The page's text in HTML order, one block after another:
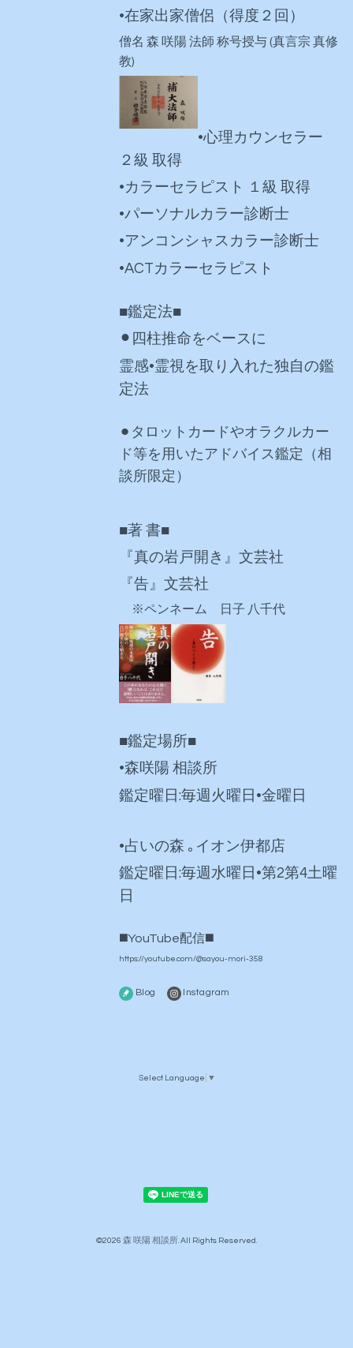
•在家出家僧侶（得度２回）
僧名 森 咲陽 法師 称号授与 (真言宗 真修
教)
•心理カウンセラー
２級 取得
•カラーセラピスト １級 取得
•パーソナルカラー診断士
•アンコンシャスカラー診断士
•ACTカラーセラピスト
■鑑定法■
⚫︎四柱推命をベースに
霊感•霊視を取り入れた独自の鑑
定法
⚫︎タロットカードやオラクルカー
ド等を用いたアドバイス鑑定（相
談所限定）
■著 書■
『真の岩戸開き』文芸社
『告』文芸社
※ペンネーム 日子 八千代
■鑑定場所■
•森咲陽 相談所
鑑定曜日:毎週火曜日•金曜日
•占いの森 ｡イオン伊都店
鑑定曜日:毎週水曜日•第2第4土曜
日
◼️YouTube配信◼️
https://youtube.com/@sayou-mori-358
Blog Instagram
Select Language ▼
©2026 森 咲陽 相談所 . All Rights Reserved.